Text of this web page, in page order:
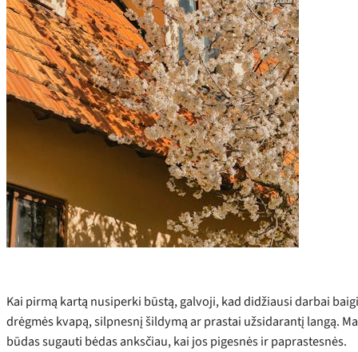
Kai pirmą kartą nusiperki būstą, galvoji, kad didžiausi darbai
drėgmės kvapą, silpnesnį šildymą ar prastai užsidarantį langą.
būdas sugauti bėdas anksčiau, kai jos pigesnės ir paprastesnės.